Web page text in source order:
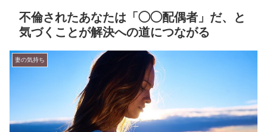
不倫されたあなたは「◯◯配偶者」だ、と
気づくことが解決への道につながる
妻の気持ち